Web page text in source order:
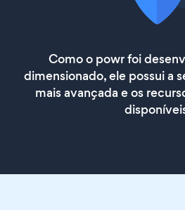
Como o powr foi
dimensionado, ele possui a
mais avançada e os